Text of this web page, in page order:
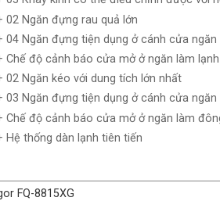
02 Ngăn đựng rau quả lớn
04 Ngăn đựng tiện dụng ở cánh cửa ngăn
Chế độ cảnh báo cửa mở ở ngăn làm lạnh
02 Ngăn kéo với dung tích lớn nhất
03 Ngăn đựng tiện dụng ở cánh cửa
Chế độ cảnh báo cửa mở ở ngăn làm
Hệ thống dàn lạnh tiên tiến
FQ-8815XG